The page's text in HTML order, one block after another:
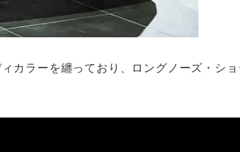
カラーを纏っており、ロングノーズ・シ